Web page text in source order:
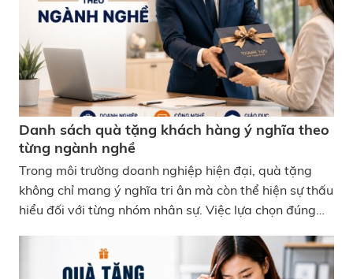
10+ Quà tặng cho bác sĩ, dược sĩ, nhân viên y tế thiết
Danh sách quà tặng khách hàng ý nghĩa theo
từng ngành nghề
Trong môi trường doanh nghiệp hiện đại, quà tặng
không chỉ mang ý nghĩa tri ân mà còn thể hiện sự thấu
hiểu đối với từng nhóm nhân sự. Việc lựa chọn đúng
dụng. Chính vì vậy, xu hướng quà tặng khách hàng ý
nghĩa ngày càng được nhiều doanh nghiệp áp dụng